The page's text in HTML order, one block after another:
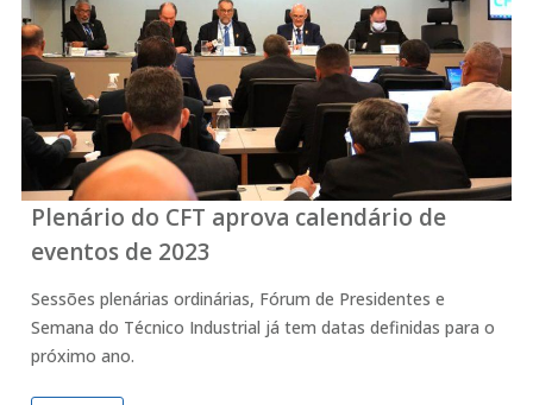
Plenário do CFT aprova calendário de
eventos de 2023
Sessões plenárias ordinárias, Fórum de Presidentes e
Semana do Técnico Industrial já tem datas definidas para o
próximo ano.